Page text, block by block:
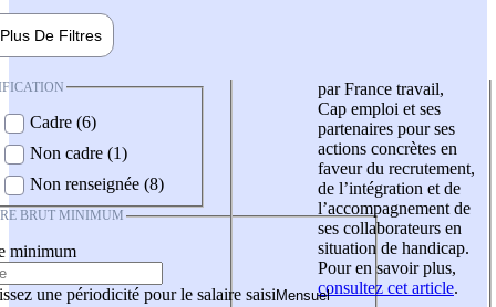
Plus De Filtres
Cadre (6)
Non cadre (1)
Non renseignée (8)
BRUT MINIMUM
minimum
une périodicité pour le salaire saisi
par France travail,
Cap emploi et ses
partenaires pour ses
actions concrètes en
faveur du recrutement,
de l’intégration et de
l’accompagnement de
ses collaborateurs en
situation de handicap.
Pour en savoir plus,
consultez cet article.